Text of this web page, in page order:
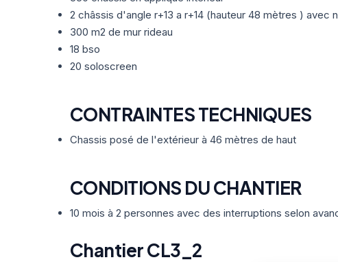
2 châssis d'angle r+13 a r+14 (hauteur 48 mètres ) avec
300 m2 de mur rideau
18 bso
20 soloscreen
CONTRAINTES TECHNIQUES
Chassis posé de l'extérieur à 46 mètres de haut
CONDITIONS DU CHANTIER
10 mois à 2 personnes avec des interruptions selon
Chantier CL3_2